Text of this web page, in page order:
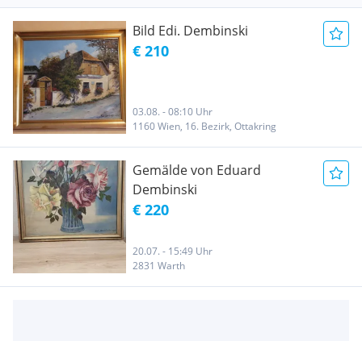
Bild Edi. Dembinski
€ 210
03.08. - 08:10 Uhr
1160 Wien, 16. Bezirk, Ottakring
Gemälde von Eduard
Dembinski
€ 220
20.07. - 15:49 Uhr
2831 Warth